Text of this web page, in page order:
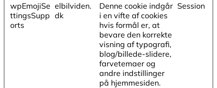
wpEmojiSe
ttingsSupp
orts
elbilviden.
dk
Denne cookie indgår
i en vifte af cookies
hvis formål er, at
bevare den korrekte
visning af typografi,
blog/billede-slidere,
farvetemaer og
andre indstillinger
på hjemmesiden.
Session